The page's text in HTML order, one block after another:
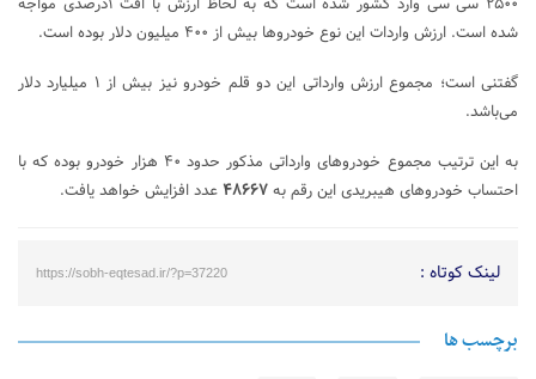
۲۵۰۰ سی سی وارد کشور شده است که به لحاظ ارزش با افت ۱درصدی مواجه
شده است. ارزش واردات این نوع خودروها بیش از ۴۰۰ میلیون دلار بوده است.
گفتنی است؛ مجموع ارزش وارداتی این دو قلم خودرو نیز بیش از ۱ میلیارد دلار
می‌باشد.
به این ترتیب مجموع خودروهای وارداتی مذکور حدود ۴۰ هزار خودرو بوده که با
احتساب خودروهای هیبریدی این رقم به۴۸۶۶۷عدد افزایش خواهد یافت.
لینک کوتاه : https://sobh-eqtesad.ir/?p=37220
برچسب ها